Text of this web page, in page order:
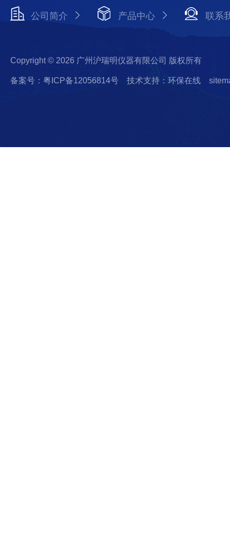
公司简介 产品中心 联系
Copyright © 2026 广州沪瑞明仪器有限公司 版权所有
备案号：粤ICP备12056814号 技术支持：环保在线